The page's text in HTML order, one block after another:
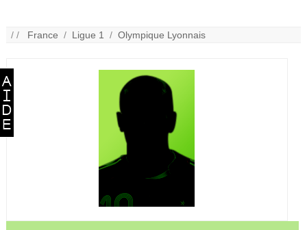
/ / France / Ligue 1 /Olympique Lyonnais